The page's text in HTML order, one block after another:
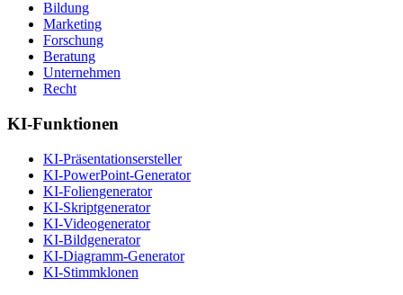
Bildung
Marketing
Forschung
Beratung
Unternehmen
Recht
KI-Funktionen
KI-Präsentationsersteller
KI-PowerPoint-Generator
KI-Foliengenerator
KI-Skriptgenerator
KI-Videogenerator
KI-Bildgenerator
KI-Diagramm-Generator
KI-Stimmklonen